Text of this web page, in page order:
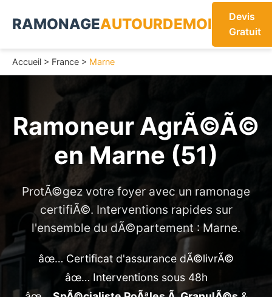
RAMONAGEAUTOURDEMOI
Devis
Gratuit
Accueil > France > Marne
Ramoneur AgrÃ©Ã©
enMarne (51)
ProtÃ©gez votre foyer avec un ramonage
certifiÃ©. Interventions rapides sur
l'ensemble du dÃ©partement : Marne.
âœ… Certificat d'assurance dÃ©livrÃ©
âœ… Interventions sous 48h